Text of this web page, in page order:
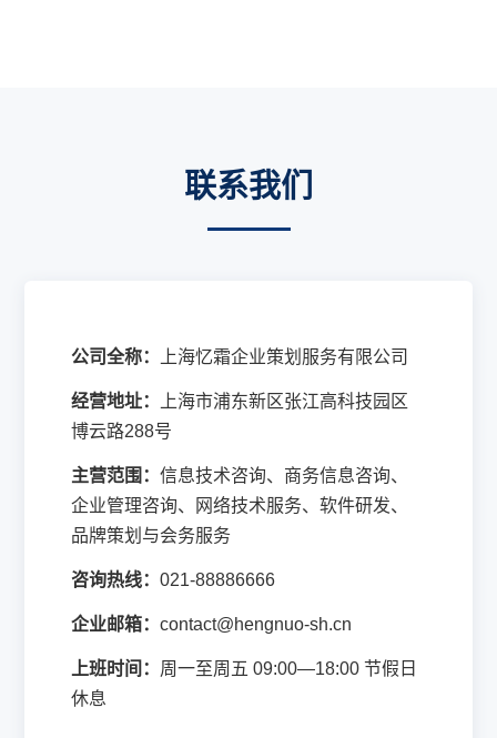
联系我们
公司全称： 上海忆霜企业策划服务有限公司
经营地址：
上海市浦东新区张江高科技园区
博云路288号
主营范围：信息技术咨询、商务信息咨询、
企业管理咨询、网络技术服务、软件研发、
品牌策划与会务服务
咨询热线：021-88886666
企业邮箱：contact@hengnuo-sh.cn
上班时间： 周一至周五 09:00—18:00 节假日
休息